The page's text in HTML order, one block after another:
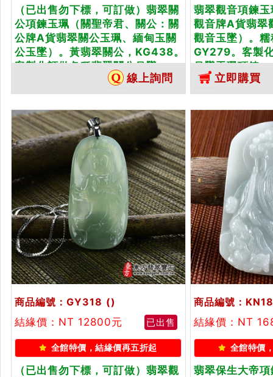
（已出售勿下標，可訂做）翡翠關
公項鍊玉珮（關聖帝君、關公：關
公牌A貨翡翠關公玉珮、緬甸玉關
公玉墜）。黃翡翠關公，KG438。
客製化訂做各種翡翠關公吊墜...
線上詢問
翡翠觀音項鍊
觀音牌A貨翡翠
觀音玉墜）。
GY279。客製
吊墜玉珮項鍊
書
立即購買
商品編號：GY318 ()
結緣價：NT 12800元
已出售
全館特價，結緣價再五折起
（已出售勿下標，可訂做）翡翠觀
商品編號：
結緣價：NT
全館特價
翡翠保生大帝